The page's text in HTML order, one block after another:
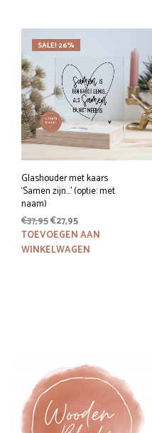
SALE! 26%
Glashouder met kaars
‘Samen zijn…’ (optie: met
naam)
€37,95Oorspronkelijke
prijs
was:
€27,95Huidige
prijs
is:
TOEVOEGEN AAN
WINKELWAGEN